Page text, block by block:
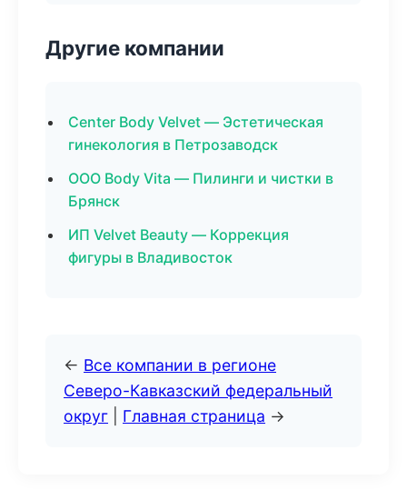
Другие компании
Center Body Velvet — Эстетическая
гинекология в Петрозаводск
ООО Body Vita — Пилинги и чистки в
Брянск
ИП Velvet Beauty — Коррекция
фигуры в Владивосток
← Все компании в регионе
Северо-Кавказский федеральный
округ
Главная страница →